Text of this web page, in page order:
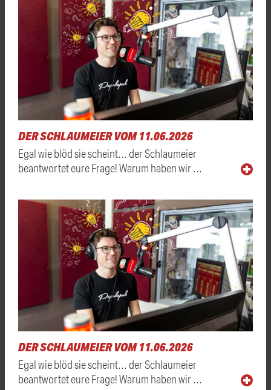
DER SCHLAUMEIER VOM 11.06.2026
Egal wie blöd sie scheint… der Schlaumeier
beantwortet eure Frage! Warum haben wir …
DER SCHLAUMEIER VOM 11.06.2026
Egal wie blöd sie scheint… der Schlaumeier
beantwortet eure Frage! Warum haben wir …